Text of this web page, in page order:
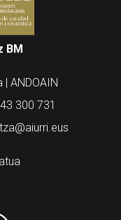
BM
ANDOAIN
300 731